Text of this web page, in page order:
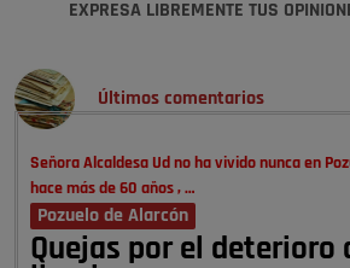
EXPRESA LIBREMENTE TUS
Últimos comentarios
Señora Alcaldesa Ud no ha vivido nunca en
hace más de 60 años , …
Pozuelo de Alarcón
Quejas por el deterioro